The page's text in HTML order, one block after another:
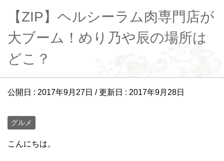
【ZIP】ヘルシーラム肉専門店が
大ブーム！めり乃や辰の場所は
どこ？
公開日 : 2017年9月27日 / 更新日 : 2017年9月28日
グルメ
こんにちは。